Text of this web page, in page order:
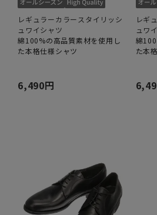
レギュラーカラースタイリッシ
ュワイシャツ
綿100%の高品質素材を使用し
た本格仕様シャツ
6,490円
レギ
ュワ
綿
た本